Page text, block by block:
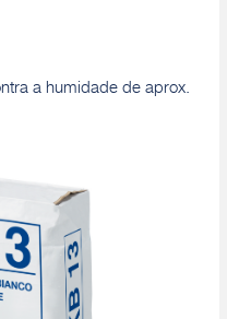
a humidade de aprox.